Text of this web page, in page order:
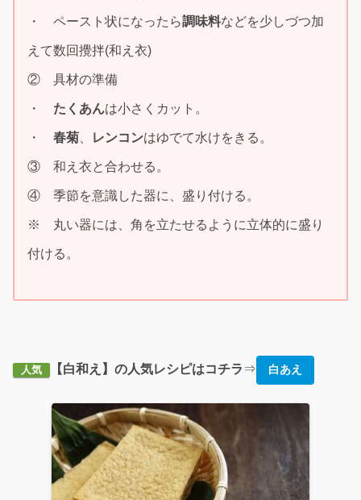
・ ペースト状になったら調味料などを少しづつ加
えて数回攪拌(和え衣)
② 具材の準備
・ たくあんは小さくカット。
・ 春菊 レンコンはゆでて水けをきる。
③ 和え衣と合わせる。
④ 季節を意識した器に、盛り付ける。
※ 丸い器には、角を立たせるように立体的に盛り
付ける。
人気 【白和え】の人気レシピはコチラ ⇒ 白あえ